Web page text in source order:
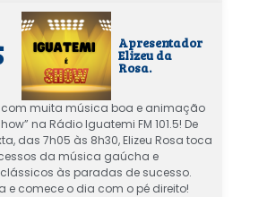
Apresentador
Elizeu da
Rosa.
muita música boa e animação
na Rádio Iguatemi FM 101.5! De
das 7h05 às 8h30, Elizeu Rosa toca
da música gaúcha e
às paradas de sucesso.
e comece o dia com o pé direito!